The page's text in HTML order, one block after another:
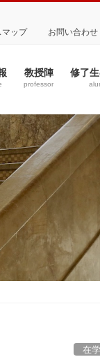
マップ お問い合わせ
教授陣
professor
修了
在